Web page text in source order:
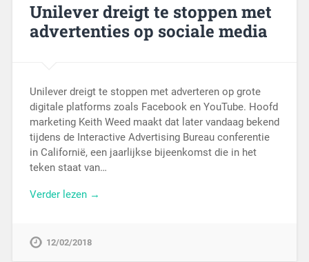
Unilever dreigt te stoppen met
advertenties op sociale media
Unilever dreigt te stoppen met adverteren op grote
digitale platforms zoals Facebook en YouTube. Hoofd
marketing Keith Weed maakt dat later vandaag bekend
tijdens de Interactive Advertising Bureau conferentie
in Californië, een jaarlijkse bijeenkomst die in het
teken staat van…
Verder lezen →
12/02/2018